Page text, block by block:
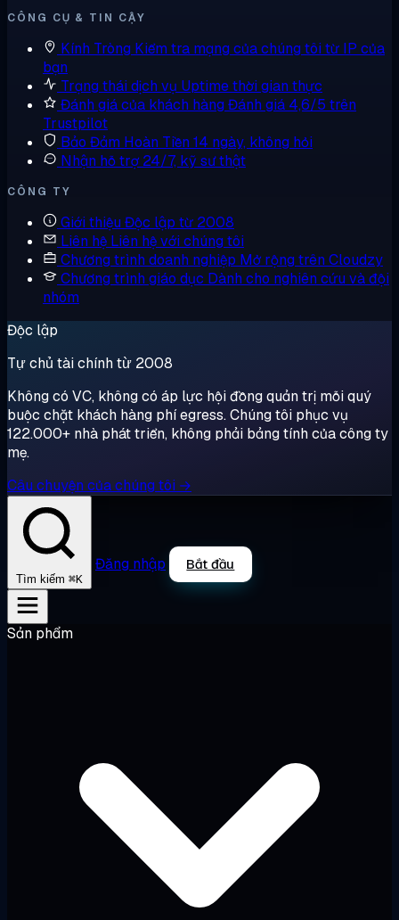
CÔNG CỤ & TIN CẬY
Kính Tròng Kiểm tra mạng của chúng tôi từ IP của
bạn
Trạng thái dịch vụ Uptime thời gian thực
Đánh giá của khách hàng Đánh giá 4,6/5 trên
Trustpilot
Bảo Đảm Hoàn Tiền 14 ngày, không hỏi
Nhận hỗ trợ 24/7, kỹ sư thật
CÔNG TY
Giới thiệu Độc lập từ 2008
Liên hệ Liên hệ với chúng tôi
Chương trình doanh nghiệp Mở rộng trên Cloudzy
Chương trình giáo dục Dành cho nghiên cứu và đội
nhóm
Độc lập
Tự chủ tài chính từ 2008
Không có VC, không có áp lực hội đồng quản trị mỗi quý
buộc chặt khách hàng phí egress. Chúng tôi phục vụ
122.000+ nhà phát triển, không phải bảng tính của công ty
mẹ.
Câu chuyện của chúng tôi →
Tìm kiếm ⌘K
Đăng nhập Bắt đầu
Sản phẩm